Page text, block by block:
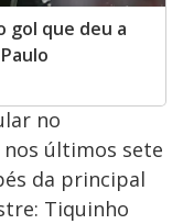
gol que deu a
no
últimos sete
da principal
Tiquinho